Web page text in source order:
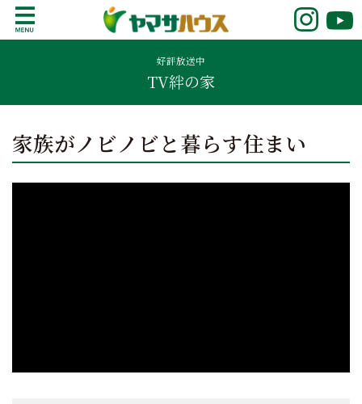
o
鹿児島で注文住宅ならヤマサハウス
新築の注文住宅や建売モデルハウスをお探し
の方はこちら。鹿児島県内で11年連続ナンバ
ーワンの実績を誇る、絆の家でおなじみの
ヤマサハウス。展示場情報や家づくりのこだ
好評放送中
TV絆の家
家族がノビノビと暮らす住まい